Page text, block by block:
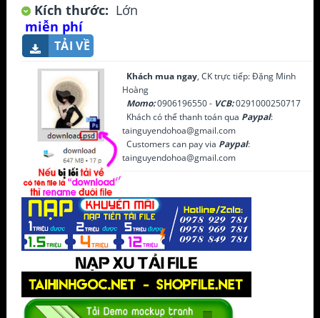
Kích thước: Lớn
miễn phí
TẢI VỀ
Khách mua ngay, CK trực tiếp: Đặng Minh
Hoàng
Momo:0906196550 - VCB:0291000250717
Khách có thể thanh toán qua Paypal:
tainguyendohoa@gmail.com
Customers can pay via Paypal:
tainguyendohoa@gmail.com